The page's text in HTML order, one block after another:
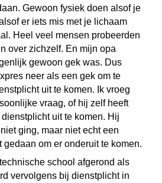
Gewoon fysiek doen alsof je
er iets mis met je lichaam
Heel veel mensen probeerden
over zichzelf. En mijn opa
gewoon gek was. Dus
neer als een gek om te
uit te komen. Ik vroeg
vraag, of hij zelf heeft
uit te komen. Hij
ging, maar niet echt een
om er onderuit te komen.
school afgerond als
vervolgens bij dienstplicht in